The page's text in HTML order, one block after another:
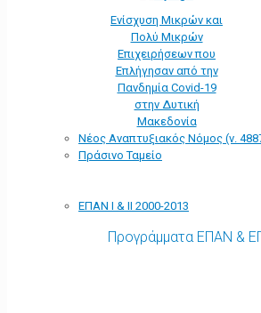
Ενίσχυση Μικρών και
Πολύ Μικρών
Επιχειρήσεων που
Επλήγησαν από την
Πανδημία Covid-19
στην Δυτική
Μακεδονία
Νέος Αναπτυξιακός Νόμος (ν.
Πράσινο Ταμείο
ΕΠΑΝ Ι & ΙΙ 2000-2013
Προγράμματα ΕΠΑΝ &